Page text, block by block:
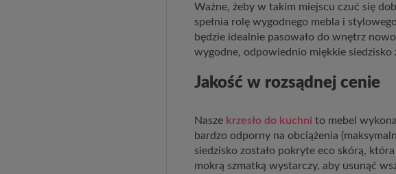
Ważne, żeby w takim miejscu czuć się
spełnia rolę wygodnego mebla i
będzie idealnie pasowało do wnętrz
wygodne, odpowiednio miękkie
Jakość w rozsądnej cenie
Nasze krzesło do kuchni to mebel
bardzo odporny na obciążenia
siedzisko zostało pokryte eco skórą,
mokrą szmatką wystarczy, aby usunąć